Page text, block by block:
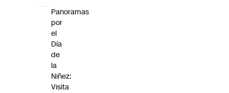
Panoramas
por
el
Día
de
la
Niñez:
Visita